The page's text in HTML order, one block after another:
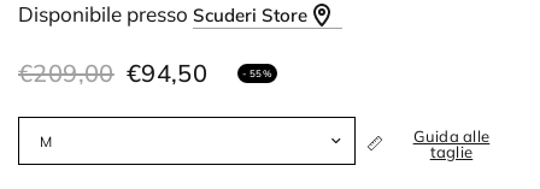
Disponibile pressoScuderi Store
€209,00 €94,50 - 55%
Guida alle
taglie